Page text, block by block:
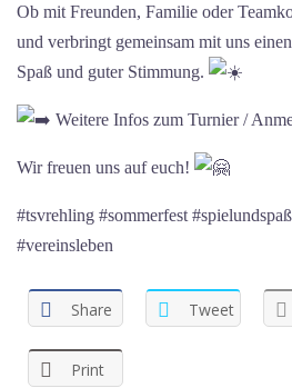
Ob mit Freunden, Familie oder
und verbringt gemeinsam mit uns
Spaß und guter Stimmung.
Weitere Infos zum Turnier /
Wir freuen uns auf euch!
#tsvrehling #sommerfest
#vereinsleben
Share Tweet
Print